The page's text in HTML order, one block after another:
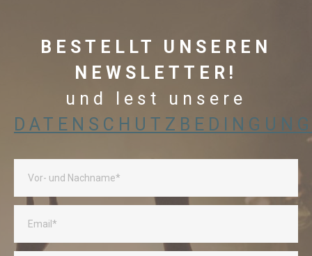
BESTELLT UNSEREN
NEWSLETTER!
und lest unsere